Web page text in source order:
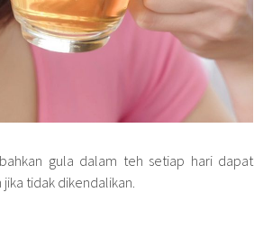
gula dalam teh setiap hari dapat
tidak dikendalikan.